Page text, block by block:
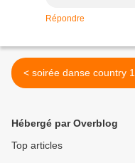
Répondre
< soirée danse country
Hébergé par Overblog
Top articles